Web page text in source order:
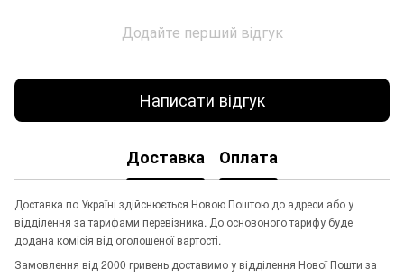
Додайте перший відгук
Написати відгук
Доставка Оплата
Доставка по Україні здійснюється Новою Поштою до адреси або у
відділення за тарифами перевізника. До основоного тарифу буде
додана комісія від оголошеної вартості.
Замовлення від 2000 гривень доставимо у відділення Нової Пошти за